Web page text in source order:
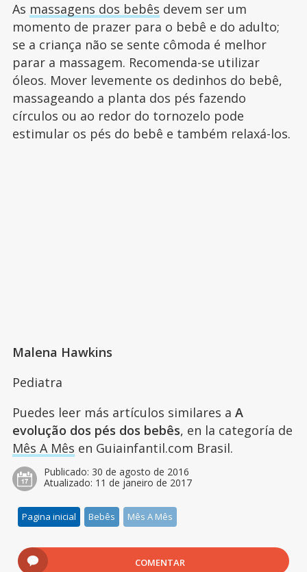
As massagens dos bebês devem ser um
momento de prazer para o bebê e do adulto;
se a criança não se sente cômoda é melhor
parar a massagem. Recomenda-se utilizar
óleos. Mover levemente os dedinhos do bebê,
massageando a planta dos pés fazendo
círculos ou ao redor do tornozelo pode
estimular os pés do bebê e também relaxá-los.
Malena Hawkins
Pediatra
Puedes leer más artículos similares a A
evolução dos pés dos bebês, en la categoría de
Mês A Mês en Guiainfantil.com Brasil.
Publicado: 30 de agosto de 2016
Atualizado: 11 de janeiro de 2017
Pagina inicial Bebês Mês A Mês
COMENTAR